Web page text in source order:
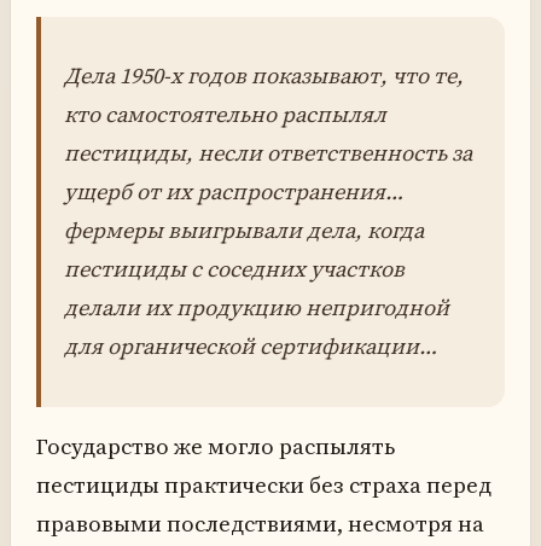
Дела 1950-х годов показывают, что те,
кто самостоятельно распылял
пестициды, несли ответственность за
ущерб от их распространения…
фермеры выигрывали дела, когда
пестициды с соседних участков
делали их продукцию непригодной
для органической сертификации…
Государство же могло распылять
пестициды практически без страха перед
правовыми последствиями, несмотря на